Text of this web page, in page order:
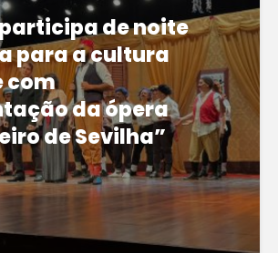
participa de noite
para a cultura
com
da ópera
de Sevilha”